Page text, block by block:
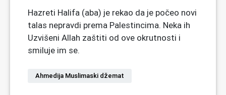
Hazreti Halifa (aba) je rekao da je počeo novi
talas nepravdi prema Palestincima. Neka ih
Uzvišeni Allah zaštiti od ove okrutnosti i
smiluje im se.
Ahmedija Muslimaski džemat